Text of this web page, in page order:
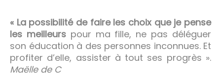
« La possibilité de faire les choix que je pense
les meilleurspour ma fille, ne pas déléguer
son éducation à des personnes inconnues. Et
profiter d’elle, assister à tout ses progrès ».
Maëlle de C